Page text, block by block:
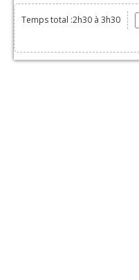
Temps total :2h30 à 3h30